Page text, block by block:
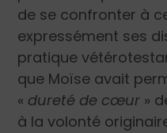
de se confronter à
expressément ses
pratique
que Moïse avait
« dureté de cœur »
à la volonté